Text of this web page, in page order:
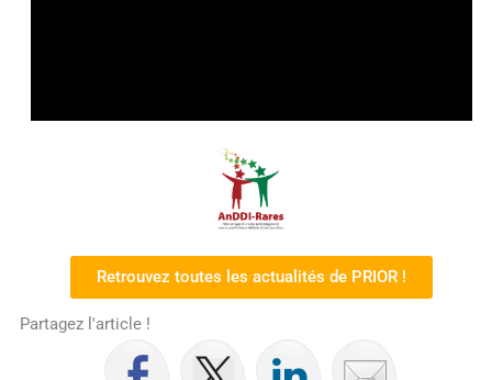
Retrouvez toutes les actualités de PRIOR !
Partagez l'article !